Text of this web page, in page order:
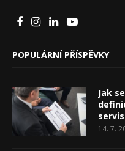
POPULÁRNÍ PŘÍSPĚVKY
Jak
14. 7.